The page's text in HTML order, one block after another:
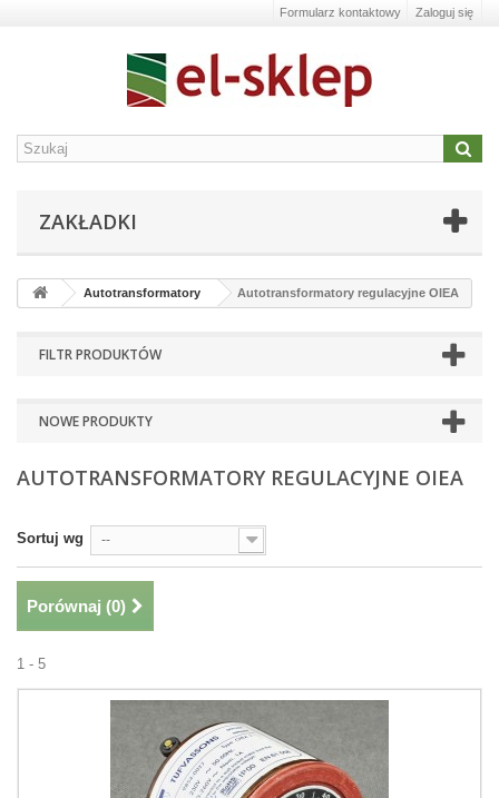
Zaloguj się
Formularz kontaktowy
ZAKŁADKI
Autotransformatory Autotransformatory regulacyjne OIEA
FILTR PRODUKTÓW
NOWE PRODUKTY
AUTOTRANSFORMATORY REGULACYJNE OIEA
Sortuj wg --
Porównaj (0)
1 - 5